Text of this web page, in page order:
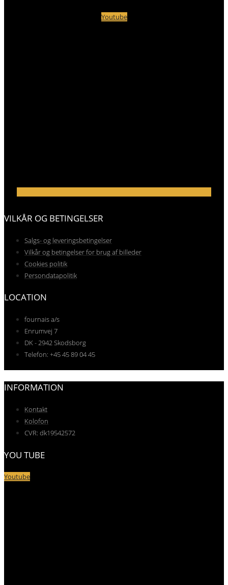
Youtube
VILKÅR OG BETINGELSER
Salgs- og leveringsbetingelser
Vilkår og betingelser for brug af billeder
Cookies politik
Persondatapolitik
LOCATION
fournais a/s
Enrumvej 7
DK - 2942 Skodsborg
Telefon: +45 45 89 04 45
INFORMATION
Kontakt
Kolofon
CVR: dk19542572
YOU TUBE
Youtube